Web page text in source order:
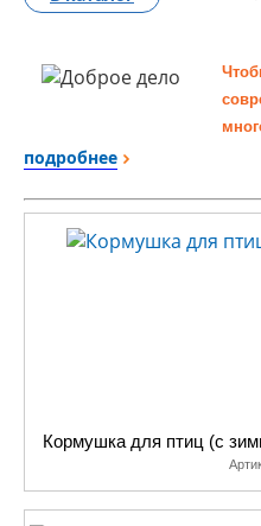
вам
подробнее
Кормушка для птиц (с